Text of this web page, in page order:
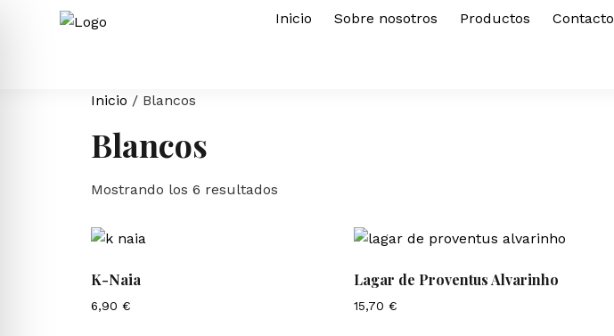
Inicio Sobre nosotros Productos Contacto
Inicio / Blancos
Blancos
Mostrando los 6 resultados
K-Naia
6,90 €
Lagar de Proventus Alvarinho
15,70 €